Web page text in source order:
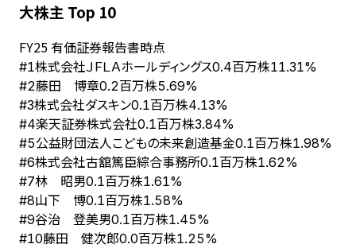
大株主 Top 10
FY25 有価証券報告書時点
#1株式会社ＪＦＬＡホールディングス0.4百万株11.31%
#2藤田 博章0.2百万株5.69%
#3株式会社ダスキン0.1百万株4.13%
#4楽天証券株式会社0.1百万株3.84%
#5公益財団法人こどもの未来創造基金0.1百万株1.98%
#6株式会社古舘篤臣綜合事務所0.1百万株1.62%
#7林 昭男0.1百万株1.61%
#8山下 博0.1百万株1.58%
#9谷治 登美男0.1百万株1.45%
#10藤田 健次郎0.0百万株1.25%